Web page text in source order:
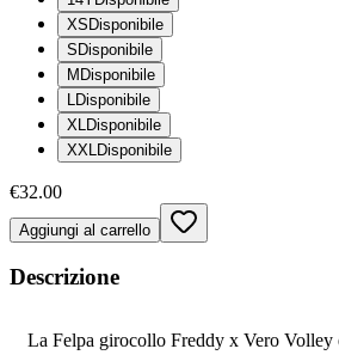
XSDisponibile
SDisponibile
MDisponibile
L Disponibile
XL Disponibile
XXL Disponibile
€32.00
Aggiungi al carrello
Descrizione
La Felpa girocollo Freddy x Vero Volley